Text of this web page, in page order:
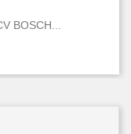
BOSCH...